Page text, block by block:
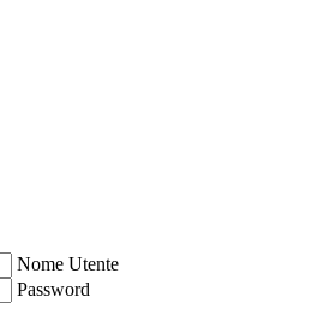
Nome Utente
Password